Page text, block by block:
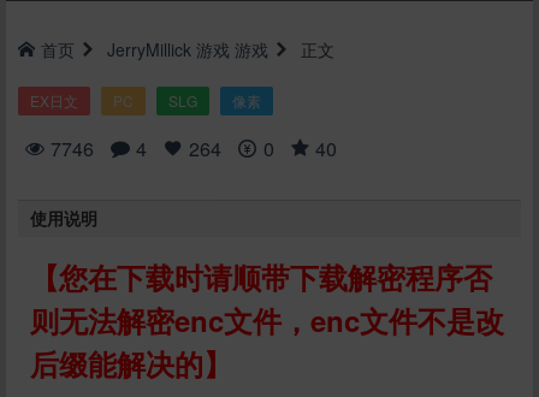
首页 JerryMillick 游戏 游戏 正文
EX日文 PC SLG 像素
7746 4 264 0 40
使用说明
【您在下载时请顺带下载解密程序否
则无法解密enc文件，enc文件不是改
后缀能解决的】